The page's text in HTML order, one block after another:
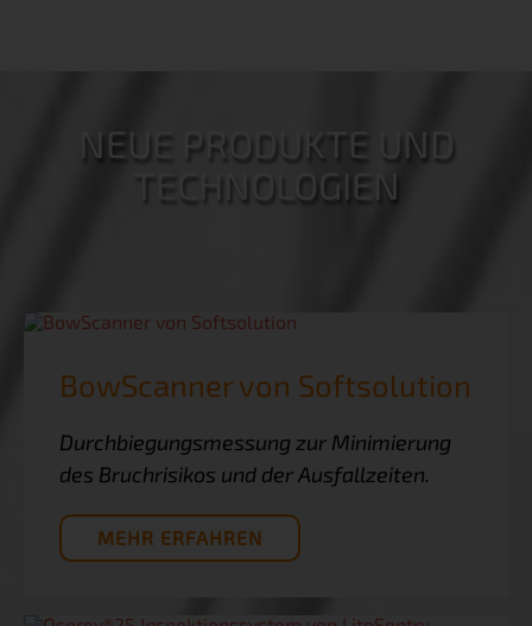
NEUE PRODUKTE UND
TECHNOLOGIEN
BowScanner von Softsolution
Durchbiegungsmessung zur Minimierung
des Bruchrisikos und der Ausfallzeiten.
MEHR ERFAHREN